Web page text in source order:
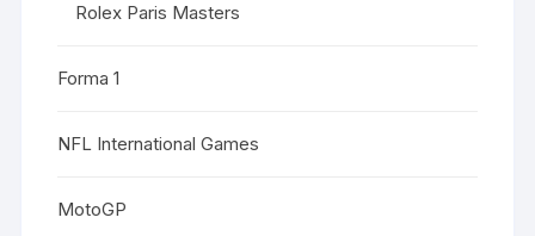
Rolex Paris Masters
Forma 1
NFL International Games
MotoGP